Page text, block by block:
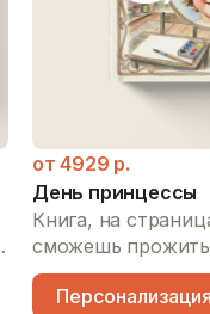
от4929 р.
День принцессы
Книга, на
сможешь
принцессы:
позавтракать,
Персонализация